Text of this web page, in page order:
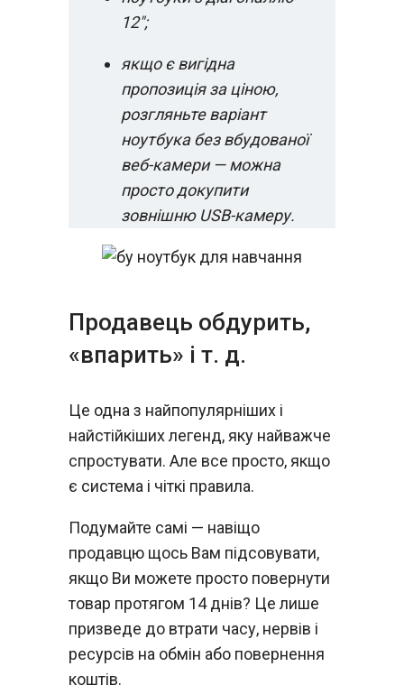
12";
якщо є вигідна
пропозиція за ціною,
розгляньте варіант
ноутбука без вбудованої
веб-камери — можна
просто докупити
зовнішню USB-камеру.
Продавець обдурить,
«впарить» і т. д.
Це одна з найпопулярніших і
найстійкіших легенд, яку найважче
спростувати. Але все просто, якщо
є система і чіткі правила.
Подумайте самі — навіщо
продавцю щось Вам підсовувати,
якщо Ви можете просто повернути
товар протягом 14 днів? Це лише
призведе до втрати часу, нервів і
ресурсів на обмін або повернення
коштів.